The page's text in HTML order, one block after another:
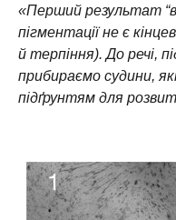
«Перший результат
пігментації не є
й терпіння). До речі,
прибираємо судини,
підґрунтям для